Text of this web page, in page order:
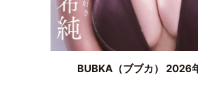
BUBKA（ブブカ） 2026